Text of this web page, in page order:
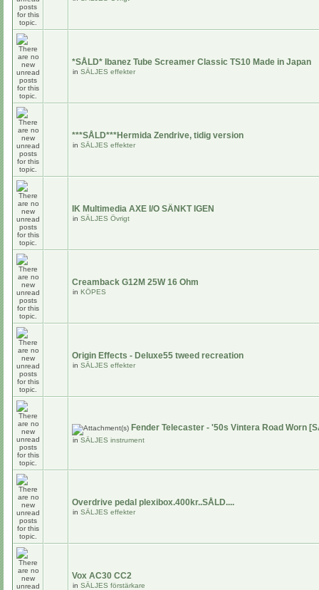
*SÅLD* Ibanez Tube Screamer Classic TS10 Made in Japan
in SÄLJES effekter
***SÅLD***Hermida Zendrive, tidig version
in SÄLJES effekter
IK Multimedia AXE I/O SÄNKT IGEN
in SÄLJES Övrigt
Creamback G12M 25W 16 Ohm
in KÖPES
Origin Effects - Deluxe55 tweed recreation
in SÄLJES effekter
Fender Telecaster - '50s Vintera Road Worn
in SÄLJES instrument
Overdrive pedal plexibox.400kr..SÅLD....
in SÄLJES effekter
Vox AC30 CC2
in SÄLJES förstärkare